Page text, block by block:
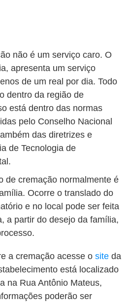
não é um serviço caro. O
apresenta um serviço
de um real por dia. Todo
dentro da região de
está dentro das normas
pelo Conselho Nacional
das diretrizes e
de Tecnologia de
de cremação normalmente é
Ocorre o translado do
e no local pode ser feita
a partir do desejo da família,
a cremação acesse o site da
está localizado
na Rua Antônio Mateus,
poderão ser